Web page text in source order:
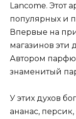
Lancome. Этот
популярных и
Впервые на
магазинов эти
Автором
знаменитый
У этих духов
ананас,